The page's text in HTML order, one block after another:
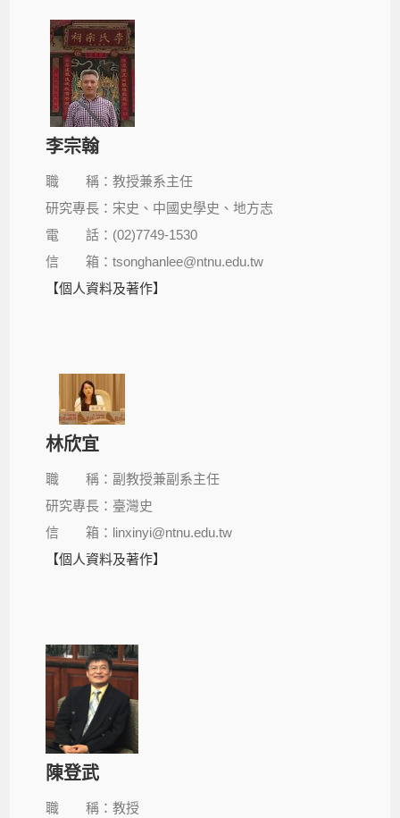
李宗翰
職 稱：教授兼系主任
研究專長：宋史、中國史學史、地方志
電 話：(02)7749-1530
信 箱：tsonghanlee@ntnu.edu.tw
【個人資料及著作】
林欣宜
職 稱：副教授兼副系主任
研究專長：臺灣史
信 箱：linxinyi@ntnu.edu.tw
【個人資料及著作】
陳登武
職 稱：教授